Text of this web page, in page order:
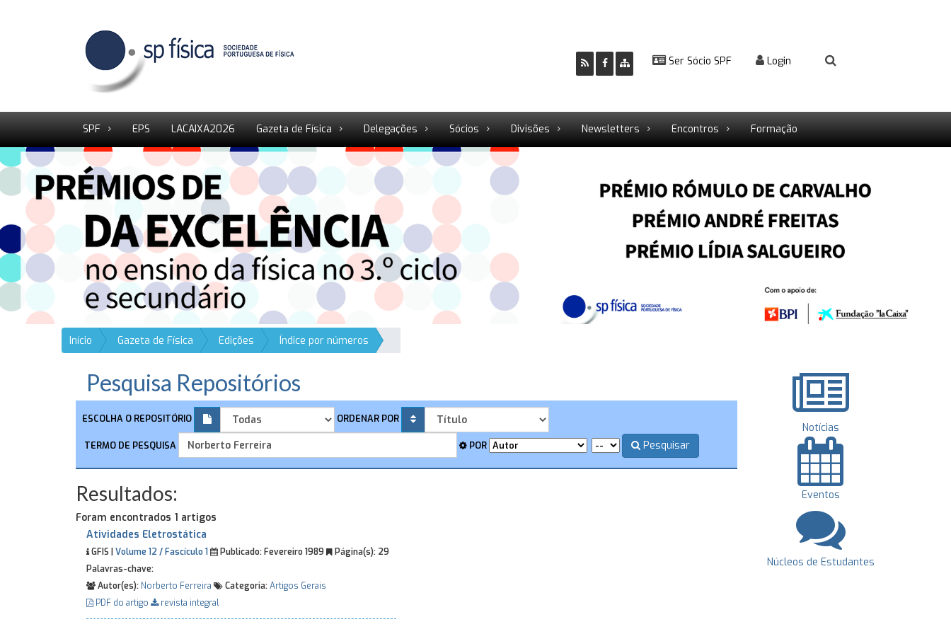
Ser Sócio SPF Login
SPF EPS LACAIXA2026 Gazeta de Física Delegações Sócios Divisões Newsletters Encontros Formação
Início Gazeta de Física Edições Índice por números
Pesquisa Repositórios
ESCOLHA O REPOSITÓRIO ORDENAR POR
TERMO DE PESQUISA POR Pesquisar
Resultados:
Foram encontrados 1 artigos
Atividades Eletrostática
GFIS | Volume 12 / Fascículo 1 Publicado:Fevereiro 1989 Página(s): 29
Palavras-chave:
Autor(es): Norberto Ferreira Categoria:Artigos Gerais
PDF do artigo
revista integral
Notícias
Eventos
Núcleos de Estudantes